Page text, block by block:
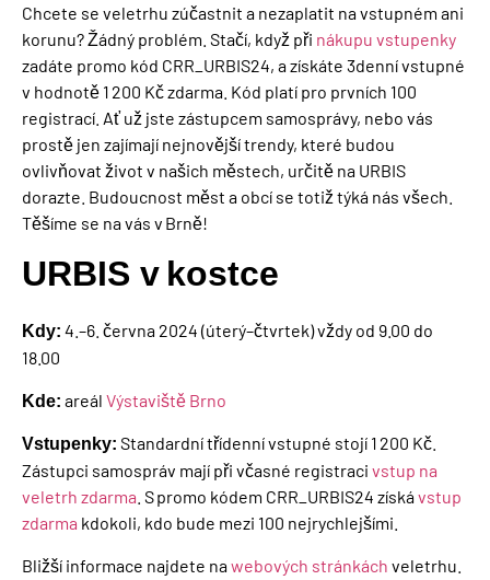
Chcete se veletrhu zúčastnit a nezaplatit na vstupném ani
korunu? Žádný problém. Stačí, když při nákupu vstupenky
zadáte promo kód CRR_URBIS24, a získáte 3denní vstupné
v hodnotě 1 200 Kč zdarma. Kód platí pro prvních 100
registrací. Ať už jste zástupcem samosprávy, nebo vás
prostě jen zajímají nejnovější trendy, které budou
ovlivňovat život v našich městech, určitě na URBIS
dorazte. Budoucnost měst a obcí se totiž týká nás všech.
Těšíme se na vás v Brně!
URBIS v kostce
Kdy: 4.–6. června 2024 (úterý–čtvrtek) vždy od 9.00 do
18.00
Kde: areál Výstaviště Brno
Vstupenky: Standardní třídenní vstupné stojí 1 200 Kč.
Zástupci samospráv mají při včasné registraci vstup na
veletrh zdarma . S promo kódem CRR_URBIS24 získávstup
zdarma kdokoli, kdo bude mezi 100 nejrychlejšími.
Bližší informace najdete nawebových stránkách veletrhu.